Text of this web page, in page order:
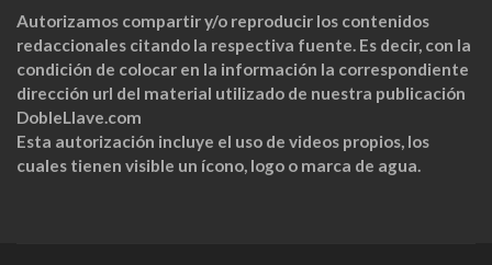
Autorizamos compartir y/o reproducir los contenidos
redaccionales citando la respectiva fuente. Es decir, con la
condición de colocar en la información la correspondiente
dirección url del material utilizado de nuestra publicación
DobleLlave.com
Esta autorización incluye el uso de videos propios, los
cuales tienen visible un ícono, logo o marca de agua.